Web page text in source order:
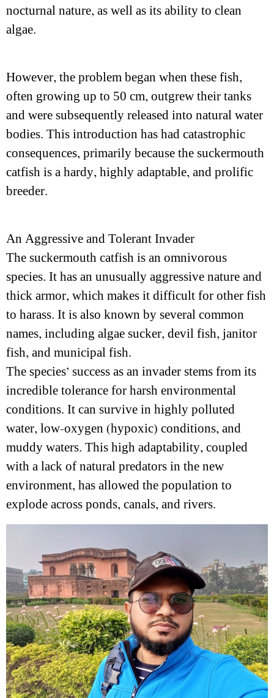
nocturnal nature, as well as its ability to clean
algae.
However, the problem began when these fish,
often growing up to 50 cm, outgrew their tanks
and were subsequently released into natural water
bodies. This introduction has had catastrophic
consequences, primarily because the suckermouth
catfish is a hardy, highly adaptable, and prolific
breeder.
An Aggressive and Tolerant Invader
The suckermouth catfish is an omnivorous
species. It has an unusually aggressive nature and
thick armor, which makes it difficult for other fish
to harass. It is also known by several common
names, including algae sucker, devil fish, janitor
fish, and municipal fish.
The species’ success as an invader stems from its
incredible tolerance for harsh environmental
conditions. It can survive in highly polluted
water, low-oxygen (hypoxic) conditions, and
muddy waters. This high adaptability, coupled
with a lack of natural predators in the new
environment, has allowed the population to
explode across ponds, canals, and rivers.